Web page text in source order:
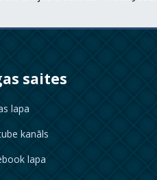
saites
lapa
kanāls
lapa